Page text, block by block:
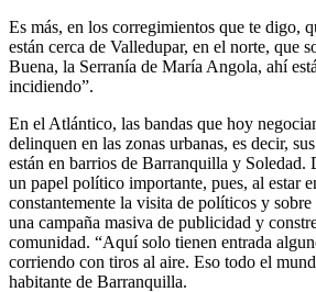
Es más, en los corregimientos que te digo,
están cerca de Valledupar, en el norte, que
Buena, la Serranía de María Angola, ahí
incidiendo”.
En el Atlántico, las bandas que hoy
delinquen en las zonas urbanas, es decir,
están en barrios de Barranquilla y Soledad.
un papel político importante, pues, al estar
constantemente la visita de políticos y
una campaña masiva de publicidad y
comunidad. “Aquí solo tienen entrada
corriendo con tiros al aire. Eso todo el
habitante de Barranquilla.